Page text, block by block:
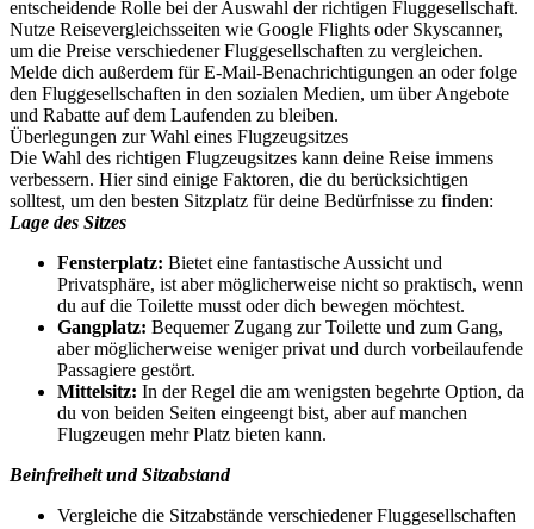
entscheidende Rolle bei der Auswahl der richtigen Fluggesellschaft.
Nutze Reisevergleichsseiten wie Google Flights oder Skyscanner,
um die Preise verschiedener Fluggesellschaften zu vergleichen.
Melde dich außerdem für E-Mail-Benachrichtigungen an oder folge
den Fluggesellschaften in den sozialen Medien, um über Angebote
und Rabatte auf dem Laufenden zu bleiben.
Überlegungen zur Wahl eines Flugzeugsitzes
Die Wahl des richtigen Flugzeugsitzes kann deine Reise immens
verbessern. Hier sind einige Faktoren, die du berücksichtigen
solltest, um den besten Sitzplatz für deine Bedürfnisse zu finden:
Lage des Sitzes
Fensterplatz: Bietet eine fantastische Aussicht und
Privatsphäre, ist aber möglicherweise nicht so praktisch, wenn
du auf die Toilette musst oder dich bewegen möchtest.
Gangplatz: Bequemer Zugang zur Toilette und zum Gang,
aber möglicherweise weniger privat und durch vorbeilaufende
Passagiere gestört.
Mittelsitz: In der Regel die am wenigsten begehrte Option, da
du von beiden Seiten eingeengt bist, aber auf manchen
Flugzeugen mehr Platz bieten kann.
Beinfreiheit und Sitzabstand
Vergleiche die Sitzabstände verschiedener Fluggesellschaften